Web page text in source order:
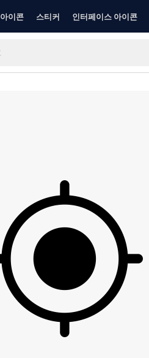
아이콘 스티커 인터페이스 아이콘